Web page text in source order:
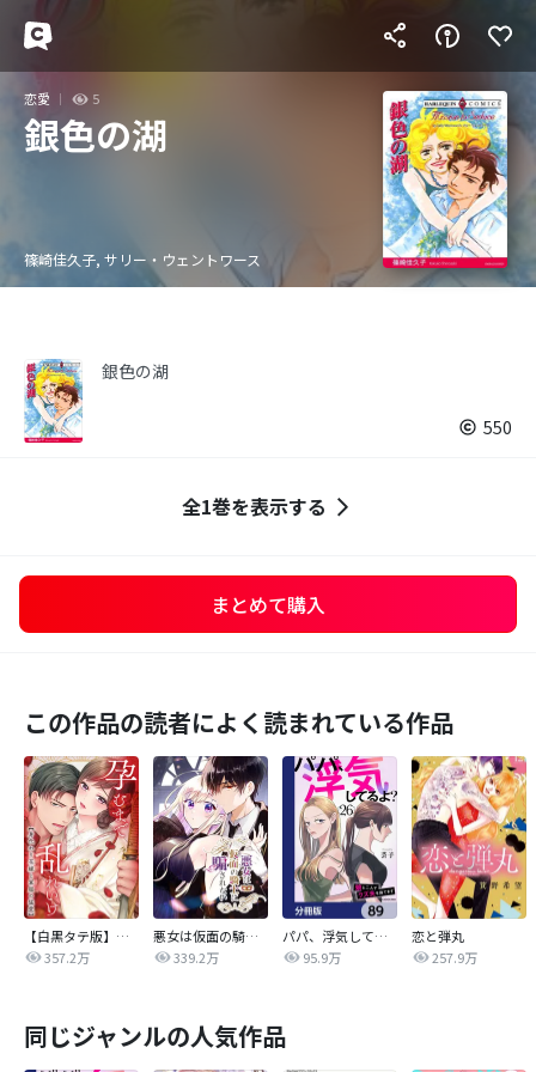
恋愛 5
銀色の湖
篠崎佳久子, サリー・ウェントワース
銀色の湖
550
全1巻を表示する
まとめて購入
この作品の読者によく読まれている作品
【白黒タテ版】孕むまで乱れいけ～身代わり花嫁と軍服の猛愛
357.2万
悪女は仮面の騎士に騙されない
339.2万
パパ、浮気してるよ？娘と二人でクズ夫を捨てます【分冊版】
95.9万
恋と弾丸
257.9万
同じジャンルの人気作品